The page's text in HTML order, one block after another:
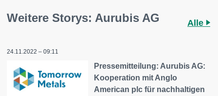
Weitere Storys: Aurubis AG Alle
24.11.2022 – 09:11
Pressemitteilung: Aurubis AG:
Kooperation mit Anglo
American plc für nachhaltigen